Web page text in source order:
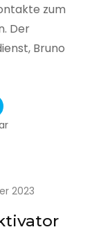
zum
Der
Bruno
zu
Schlacht
im
Netz
2023